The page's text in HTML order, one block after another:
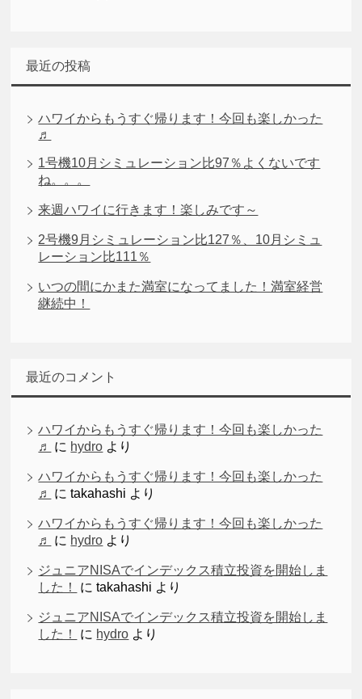
最近の投稿
ハワイからもうすぐ帰ります！今回も楽しかった
♬
1号機10月シミュレーション比97％よくないです
ね。。。
来週ハワイに行きます！楽しみです～
2号機9月シミュレーション比127％、10月シミュ
レーション比111％
いつの間にかまた満室になってました！満室経営
継続中！
最近のコメント
ハワイからもうすぐ帰ります！今回も楽しかった
♬
に hydro より
ハワイからもうすぐ帰ります！今回も楽しかった
♬
にtakahashi より
ハワイからもうすぐ帰ります！今回も楽しかった
♬
に hydro より
ジュニアNISAでインデックス積立投資を開始しま
した！
にtakahashi より
ジュニアNISAでインデックス積立投資を開始しま
した！
に hydro より